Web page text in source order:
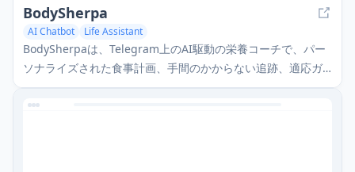
BodySherpa
AI Chatbot Life Assistant
BodySherpaは、Telegram上のAI駆動の栄養コーチで、パー
ソナライズされた食事計画、手間のかからない追跡、適応ガ
イダンスを提供し、ユーザーがフィットネス目標を達成する
のを助けます。